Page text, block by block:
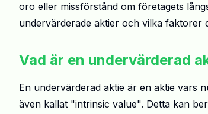
oro eller missförstånd om företagets
undervärderade aktier och vilka faktorer
Vad är en undervärderad
En undervärderad aktie är en aktie vars
även kallat "intrinsic value". Detta kan